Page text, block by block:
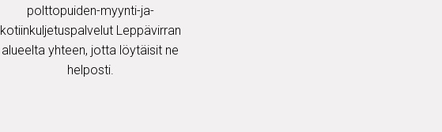
polttopuiden-myynti-ja-
kotiinkuljetuspalvelut Leppävirran
alueelta yhteen, jotta löytäisit ne
helposti.